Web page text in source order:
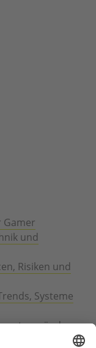
Gamer
und
Risiken und
Systeme
verändern
Netze und